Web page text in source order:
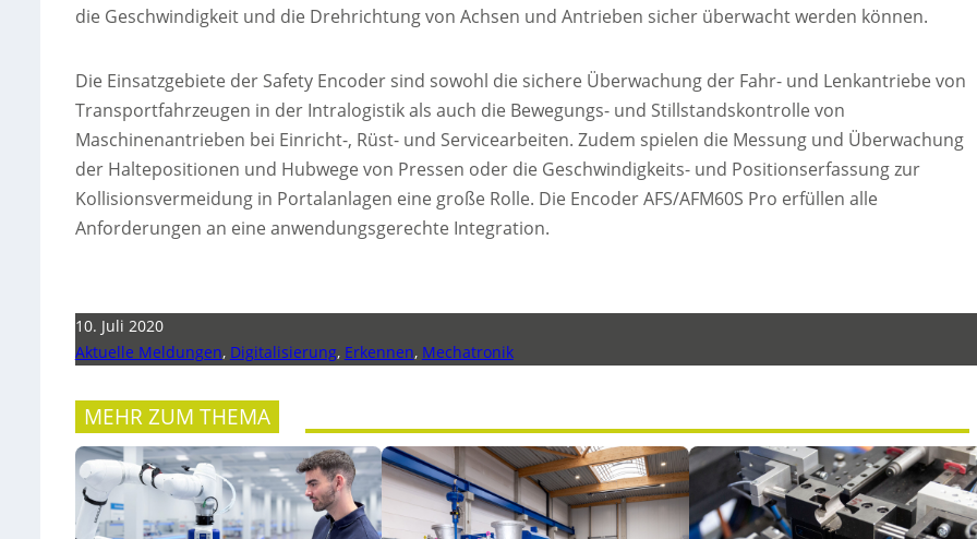
die Geschwindigkeit und die Drehrichtung von Achsen und Antrieben sicher überwacht werden können.
Die Einsatzgebiete der Safety Encoder sind sowohl die sichere Überwachung der Fahr- und Lenkantriebe von
Transportfahrzeugen in der Intralogistik als auch die Bewegungs- und Stillstandskontrolle von
Maschinenantrieben bei Einricht-, Rüst- und Servicearbeiten. Zudem spielen die Messung und Überwachung
der Haltepositionen und Hubwege von Pressen oder die Geschwindigkeits- und Positionserfassung zur
Kollisionsvermeidung in Portalanlagen eine große Rolle. Die Encoder AFS/AFM60S Pro erfüllen alle
Anforderungen an eine anwendungsgerechte Integration.
10. Juli 2020
Aktuelle Meldungen, Digitalisierung, Erkennen, Mechatronik
MEHR ZUM THEMA